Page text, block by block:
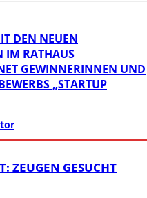
DEN NEUEN
IM RATHAUS
GEWINNERINNEN UND
„STARTUP
ZEUGEN GESUCHT